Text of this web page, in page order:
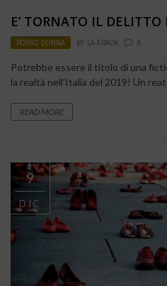
E’ TORNATO IL DELITTO
ROSSO DONNA BY LA FRACK 0
Potrebbe essere il titolo di una
la realtà nell’Italia del 2019! Un
READ MORE
9
DIC